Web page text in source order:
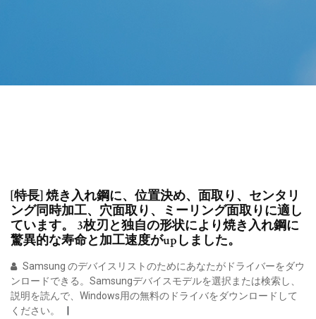
[特長] 焼き入れ鋼に、位置決め、面取り、センタリ
ング同時加工、穴面取り、ミーリング面取りに適し
ています。 3枚刃と独自の形状により焼き入れ鋼に
驚異的な寿命と加工速度がupしました。
Samsung のデバイスリストのためにあなたがドライバーをダウ
ンロードできる。Samsungデバイスモデルを選択または検索し、
説明を読んで、Windows用の無料のドライバをダウンロードして
ください。